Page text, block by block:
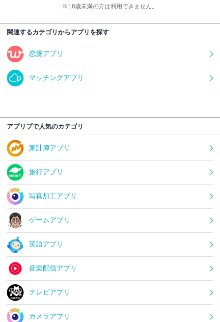
※18歳未満の方は利用できません。
関連するカテゴリからアプリを探す
恋愛アプリ
マッチングアプリ
アプリブで人気のカテゴリ
家計簿アプリ
旅行アプリ
写真加工アプリ
ゲームアプリ
英語アプリ
音楽配信アプリ
テレビアプリ
カメラアプリ